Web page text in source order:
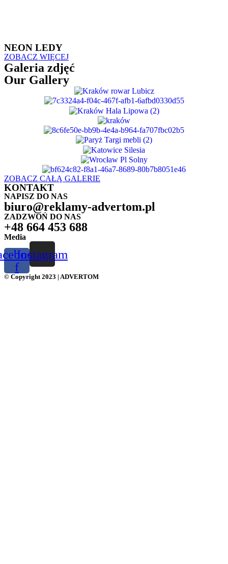
NEON LEDY
ZOBACZ WIĘCEJ
Galeria zdjęć
Our Gallery
ZOBACZ CAŁĄ GALERIE
KONTAKT
NAPISZ DO NAS
biuro@reklamy-advertom.pl
ZADZWOŃ DO NAS
+48 664 453 688
Media
f
Instagram
© Copyright 2023 | ADVERTOM